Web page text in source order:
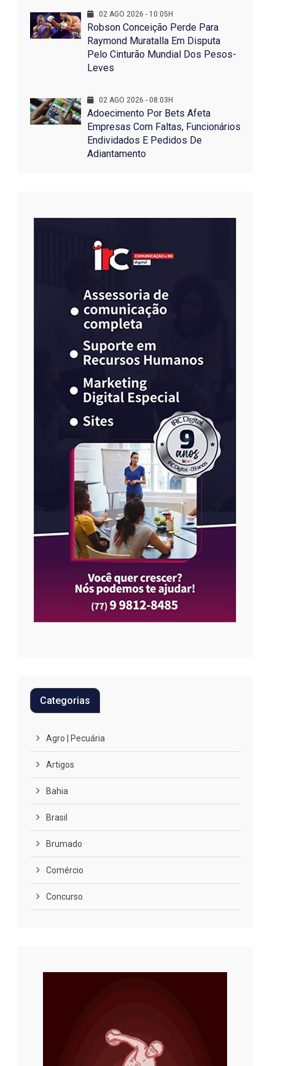
02 AGO 2026 - 10:05H
Robson Conceição Perde Para
Raymond Muratalla Em Disputa
Pelo Cinturão Mundial Dos Pesos-
Leves
02 AGO 2026 - 08:03H
Adoecimento Por Bets Afeta
Empresas Com Faltas, Funcionários
Endividados E Pedidos De
Adiantamento
Categorias
Agro | Pecuária
Artigos
Bahia
Brasil
Brumado
Comércio
Concurso